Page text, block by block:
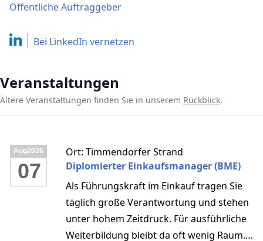
Öffentliche Auftraggeber
Bei LinkedIn vernetzen
Veranstaltungen
Ältere Veranstaltungen finden Sie in unserem Rückblick.
Aug2026
07
Ort: Timmendorfer Strand
Diplomierter Einkaufsmanager (BME)
Als Führungskraft im Einkauf tragen Sie
täglich große Verantwortung und stehen
unter hohem Zeitdruck. Für ausführliche
Weiterbildung bleibt da oft wenig Raum.